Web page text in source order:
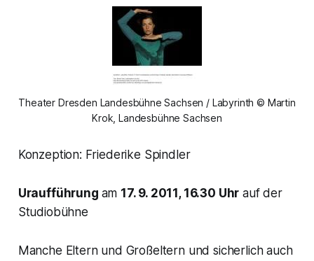
Theater Dresden Landesbühne Sachsen / Labyrinth © Martin
Krok, Landesbühne Sachsen
Konzeption: Friederike Spindler
Uraufführung am 17. 9. 2011, 16.30 Uhr auf der
Studiobühne
Manche Eltern und Großeltern und sicherlich auch